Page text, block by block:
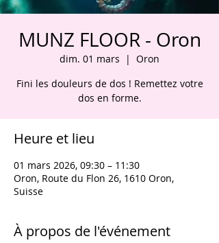
MUNZ FLOOR - Oron
dim. 01 mars
  |
Oron
Fini les douleurs de dos ! Remettez votre
dos en forme.
Heure et lieu
01 mars 2026, 09:30 – 11:30
Oron, Route du Flon 26, 1610 Oron,
Suisse
À propos de l'événement